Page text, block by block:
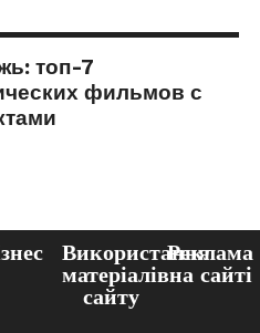
топ-7
фильмов с
Використання
матеріалів
сайту
Реклама
на сайті